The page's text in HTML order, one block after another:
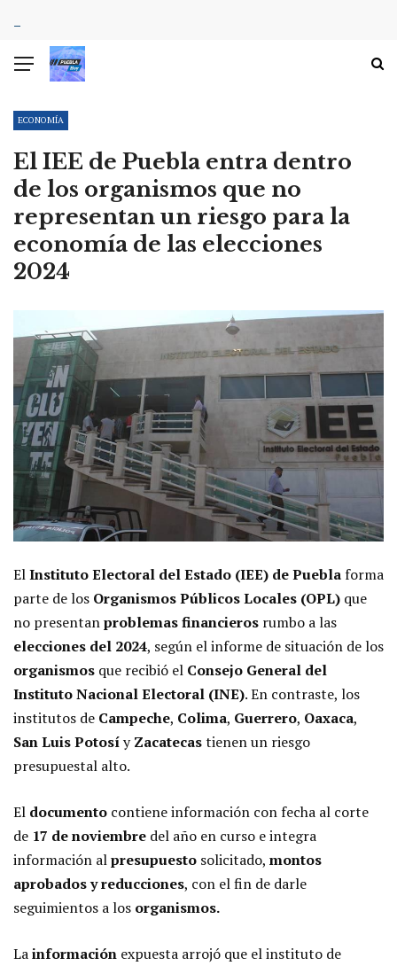
ECONOMÍA
El IEE de Puebla entra dentro
de los organismos que no
representan un riesgo para la
economía de las elecciones
2024
ElInstituto Electoral del Estado (IEE) de Puebla forma
parte de los Organismos Públicos Locales (OPL) que
no presentanproblemas financieros rumbo a las
elecciones del 2024, según el informe de situación de los
organismos que recibió el Consejo General del
Instituto Nacional Electoral (INE). En contraste, los
institutos de Campeche, Colima, Guerrero, Oaxaca,
San Luis PotosíyZacatecastienen un riesgo
presupuestal alto.
El documento contiene información con fecha al corte
de 17 de noviembre del año en curso e integra
información alpresupuesto solicitado, montos
aprobados y reducciones, con el fin de darle
seguimientos a los organismos.
Lainformación expuesta arrojó que el instituto de